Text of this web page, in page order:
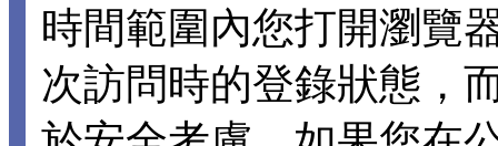
時間範圍內您打開瀏覽
次訪問時的登錄狀態，